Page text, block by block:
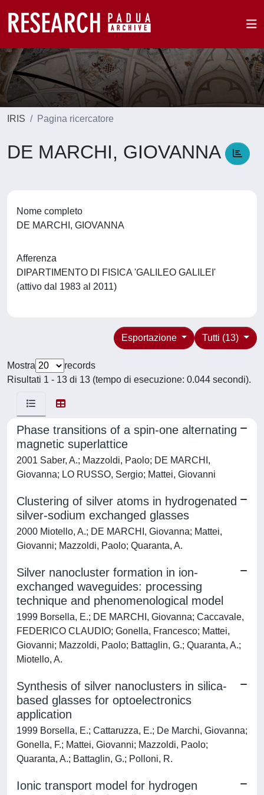
IRIS Pagina ricercatore
DE MARCHI, GIOVANNA
Nome completo
DE MARCHI, GIOVANNA
Afferenza
DIPARTIMENTO DI FISICA 'GALILEO GALILEI'
(attivo dal 1983 al 2011)
Tutti (13)
Esportazione
Mostra
records
Risultati 1 - 13 di 13 (tempo di esecuzione: 0.044 secondi).
Phase transitions of a spin-one alternating
magnetic superlattice
2001 Saber, A.; Mazzoldi, Paolo; DE MARCHI,
Giovanna; LO RUSSO, Sergio; Mattei, Giovanni
Clustering of silver atoms in hydrogenated
silver-sodium exchanged glasses
2000 Miotello, A.; DE MARCHI, Giovanna; Mattei,
Giovanni; Mazzoldi, Paolo; Quaranta, A.
Silver nanocluster formation in ion-
exchanged waveguides: processing
technique and phenomenological model
1999 Borsella, E.; DE MARCHI, Giovanna; Caccavale,
FEDERICO CLAUDIO; Gonella, Francesco; Mattei,
Giovanni; Mazzoldi, Paolo; Battaglin, G.; Quaranta, A.;
Miotello, A.
Synthesis of silver nanoclusters in silica-
based glasses for optoelectronics
application
1999 Borsella, E.; Cattaruzza, E.; De Marchi, Giovanna;
Gonella, F.; Mattei, Giovanni; Mazzoldi, Paolo;
Quaranta, A.; Battaglin, G.; Polloni, R.
Ionic transport model for hydrogen